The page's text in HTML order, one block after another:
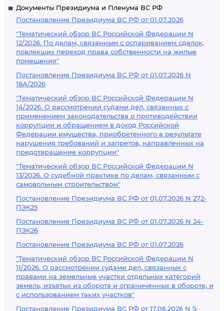
Документы Президиума и Пленума ВС РФ
Постановление Президиума ВС РФ от 01.07.2026
"Тематический обзор ВС Российской Федерации N
12/2026. По делам, связанным с оспариванием сделок,
повлекших переход права собственности на жилые
помещения"
Постановление Президиума ВС РФ от 01.07.2026 N
18А/2026
"Тематический обзор ВС Российской Федерации N
14/2026. О рассмотрении судами дел, связанных с
применением законодательства о противодействии
коррупции и обращением в доход Российской
Федерации имущества, приобретенного в результате
нарушения требований и запретов, направленных на
предотвращение коррупции"
"Тематический обзор ВС Российской Федерации N
13/2026. О судебной практике по делам, связанным с
самовольным строительством"
Постановление Президиума ВС РФ от 01.07.2026 N 272-
ПЭК25
Постановление Президиума ВС РФ от 01.07.2026 N 24-
ПЭК26
Постановление Президиума ВС РФ от 01.07.2026
"Тематический обзор ВС Российской Федерации N
11/2026. О рассмотрении судами дел, связанных с
правами на земельные участки отдельных категорий
земель, изъятых из оборота и ограниченных в обороте, и
с использованием таких участков"
Постановление Президиума ВС РФ от 17.06.2026 N 5-